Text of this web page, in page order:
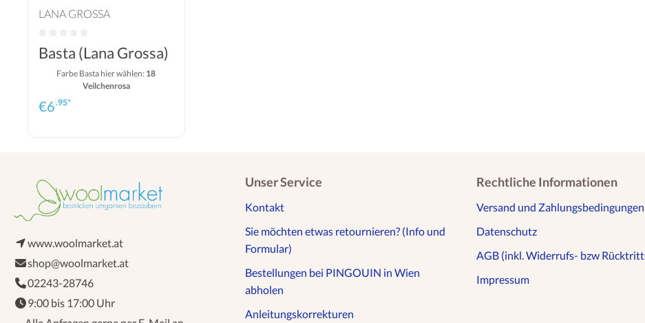
LANA GROSSA
Basta (Lana Grossa)
Farbe Basta hier wählen: 18
Veilchenrosa
€6.95*
www.woolmarket.at
shop@woolmarket.at
02243-28746
9:00 bis 17:00 Uhr
Unser Service
Kontakt
Sie möchten etwas retournieren? (Info und
Formular)
Bestellungen bei PINGOUIN in Wien
abholen
Anleitungskorrekturen
Rechtliche Informationen
Versand und Zahlungsbedingungen
Datenschutz
AGB (inkl. Widerrufs- bzw
Impressum